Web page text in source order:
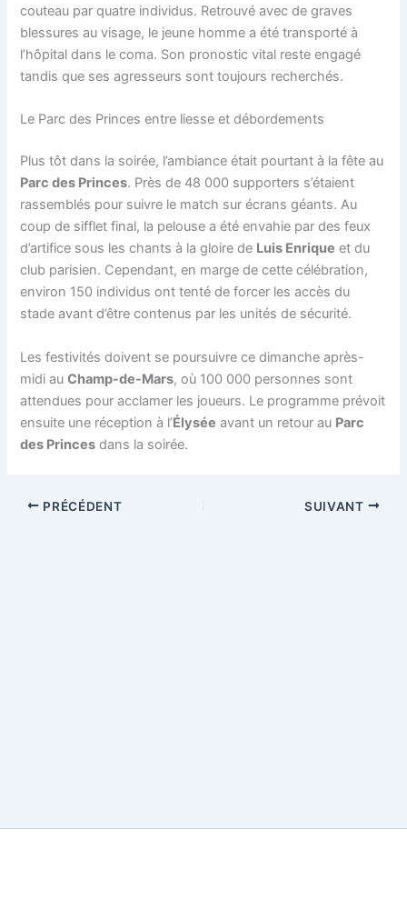
couteau par quatre individus. Retrouvé avec de graves
blessures au visage, le jeune homme a été transporté à
l’hôpital dans le coma. Son pronostic vital reste engagé
tandis que ses agresseurs sont toujours recherchés.
Le Parc des Princes entre liesse et débordements
Plus tôt dans la soirée, l’ambiance était pourtant à la fête au
Parc des Princes. Près de 48 000 supporters s’étaient
rassemblés pour suivre le match sur écrans géants. Au
coup de sifflet final, la pelouse a été envahie par des feux
d’artifice sous les chants à la gloire de Luis Enrique et du
club parisien. Cependant, en marge de cette célébration,
environ 150 individus ont tenté de forcer les accès du
stade avant d’être contenus par les unités de sécurité.
Les festivités doivent se poursuivre ce dimanche après-
midi auChamp-de-Mars, où 100 000 personnes sont
attendues pour acclamer les joueurs. Le programme prévoit
ensuite une réception à l’Élysée avant un retour au Parc
des Princes dans la soirée.
PRÉCÉDENT SUIVANT